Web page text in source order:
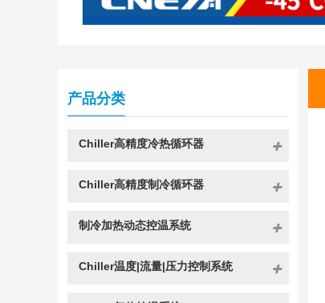
产品分类
Chiller高精度冷热循环器
Chiller高精度制冷循环器
制冷加热动态控温系统
Chiller温度|流量|压力控制系统